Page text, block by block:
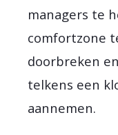
managers te
comfortzone
doorbreken
telkens een
aannemen.